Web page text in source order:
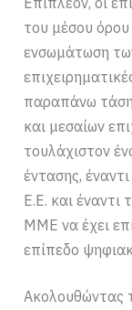
του μέσου
ενσωμάτωση
παραπάνω
και μεσαίων
τουλάχιστον
έντασης,
Ε.Ε. και
ΜΜΕ να έχει
επίπεδο
Ακολουθώντας